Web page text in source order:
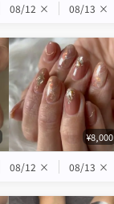
08/12 × 08/13 ×
¥8,000
08/12 × 08/13 ×